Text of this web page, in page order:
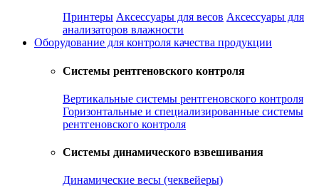
Принтеры Аксессуары для весов Аксессуары для
анализаторов влажности
Оборудование для контроля качества продукции
Системы рентгеновского контроля
Вертикальные системы рентгеновского контроля
Горизонтальные и специализированные системы
рентгеновского контроля
Системы динамического взвешивания
Динамические весы (чеквейеры)